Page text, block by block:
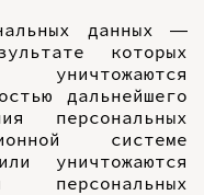
данных —
которых
уничтожаются
дальнейшего
персональных
системе
уничтожаются
персональных